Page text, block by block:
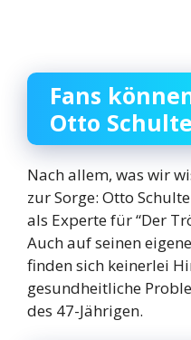
Fans
Otto
Nach allem, was wir
zur Sorge: Otto
als Experte für “Der
Auch auf seinen
finden sich keinerlei
gesundheitliche
des 47-Jährigen.